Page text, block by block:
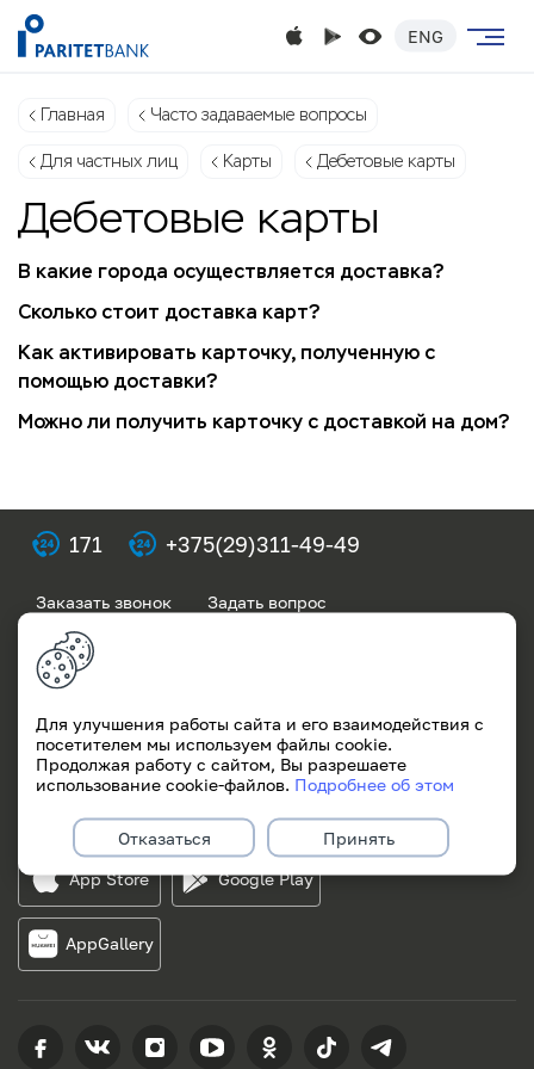
ENG
Главная Часто задаваемые вопросы
Для частных лиц Карты Дебетовые карты
Дебетовые карты
В какие города осуществляется доставка?
Сколько стоит доставка карт?
Как активировать карточку, полученную с
помощью доставки?
Можно ли получить карточку с доставкой на дом?
171 +375(29)311-49-49
Заказать звонок Задать вопрос
Частным клиентам
Для бизнеса
Информация
Скачать приложение
App Store Google Play
AppGallery
Для улучшения работы сайта и его взаимодействия с
посетителем мы используем файлы cookie.
Продолжая работу с сайтом, Вы разрешаете
использование cookie-файлов. Подробнее об этом
Отказаться Принять